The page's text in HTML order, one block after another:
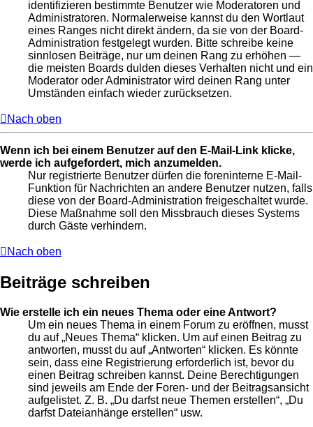
identifizieren bestimmte Benutzer wie Moderatoren und
Administratoren. Normalerweise kannst du den Wortlaut
eines Ranges nicht direkt ändern, da sie von der Board-
Administration festgelegt wurden. Bitte schreibe keine
sinnlosen Beiträge, nur um deinen Rang zu erhöhen —
die meisten Boards dulden dieses Verhalten nicht und ein
Moderator oder Administrator wird deinen Rang unter
Umständen einfach wieder zurücksetzen.
Nach oben
Wenn ich bei einem Benutzer auf den E-Mail-Link klicke,
werde ich aufgefordert, mich anzumelden.
Nur registrierte Benutzer dürfen die foreninterne E-Mail-
Funktion für Nachrichten an andere Benutzer nutzen, falls
diese von der Board-Administration freigeschaltet wurde.
Diese Maßnahme soll den Missbrauch dieses Systems
durch Gäste verhindern.
Nach oben
Beiträge schreiben
Wie erstelle ich ein neues Thema oder eine Antwort?
Um ein neues Thema in einem Forum zu eröffnen, musst
du auf „Neues Thema“ klicken. Um auf einen Beitrag zu
antworten, musst du auf „Antworten“ klicken. Es könnte
sein, dass eine Registrierung erforderlich ist, bevor du
einen Beitrag schreiben kannst. Deine Berechtigungen
sind jeweils am Ende der Foren- und der Beitragsansicht
aufgelistet. Z. B. „Du darfst neue Themen erstellen“, „Du
darfst Dateianhänge erstellen“ usw.